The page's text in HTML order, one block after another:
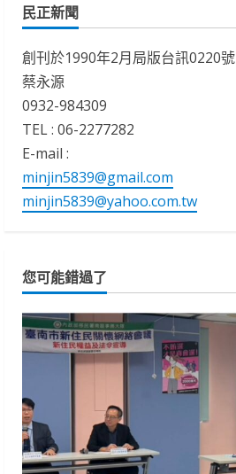
民正新聞
創刊於1990年2月局版台訊0220號
蔡永源
0932-984309
TEL : 06-2277282
E-mail :
minjin5839@gmail.com
minjin5839@yahoo.com.tw
您可能錯過了